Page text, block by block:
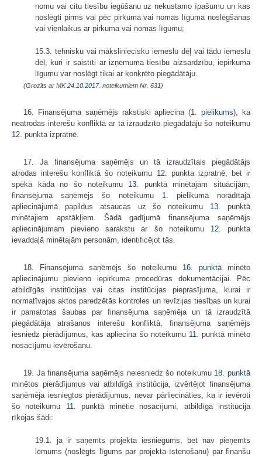
nomu vai citu tiesību iegūšanu uz nekustamo īpašumu un kas
noslēgti pirms vai pēc pirkuma vai nomas līguma noslēgšanas
vai vienlaikus ar pirkuma vai nomas līgumu;
15.3. tehnisku vai māksliniecisku iemeslu dēļ vai tādu iemeslu
dēļ, kuri ir saistīti ar izņēmuma tiesību aizsardzību, iepirkuma
līgumu var noslēgt tikai ar konkrēto piegādātāju.
(Grozīts ar MK24.10.2017. noteikumiem Nr. 631)
16. Finansējuma saņēmējs rakstiski apliecina (1. pielikums), ka
neatrodas interešu konfliktā ar tā izraudzīto piegādātāju šo noteikumu
12. punkta izpratnē.
17. Ja finansējuma saņēmējs un tā izraudzītais piegādātājs
atrodas interešu konfliktā šo noteikumu 12.
punkta izpratnē, bet ir
spēkā kāda no šo noteikumu 13.
punktā minētajām situācijām,
finansējuma saņēmējs šo noteikumu 1.
pielikumā norādītajā
apliecinājumā papildus atsaucas uz šo noteikumu 13.
punktā
minētajiem apstākļiem. Šādā gadījumā finansējuma saņēmējs
apliecinājumam pievieno sarakstu ar šo noteikumu 12.
punkta
ievaddaļā minētajām personām, identificējot tās.
18. Finansējuma saņēmējs šo noteikumu 16. punktā minēto
apliecinājumu pievieno iepirkuma procedūras dokumentācijai. Pēc
atbildīgās institūcijas vai citas institūcijas pieprasījuma, kurai ir
normatīvajos aktos paredzētās kontroles un revīzijas tiesības un kurai
ir pamatotas šaubas par finansējuma saņēmēja un tā izraudzītā
piegādātāja atrašanos interešu konfliktā, finansējuma saņēmējs
iesniedz pierādījumus, kas apliecina šo noteikumu 11.
punktā minēto
nosacījumu ievērošanu.
19. Ja finansējuma saņēmējs neiesniedz šo noteikumu 18. punktā
minētos pierādījumus vai atbildīgā institūcija, izvērtējot finansējuma
saņēmēja iesniegtos pierādījumus, nevar pārliecināties, ka ir ievēroti
šo noteikumu 11.
punktā minētie nosacījumi, atbildīgā institūcija
rīkojas šādi:
19.1. ja ir saņemts projekta iesniegums, bet nav pieņemts
lēmums (noslēgts līgums par projekta īstenošanu) par finanšu